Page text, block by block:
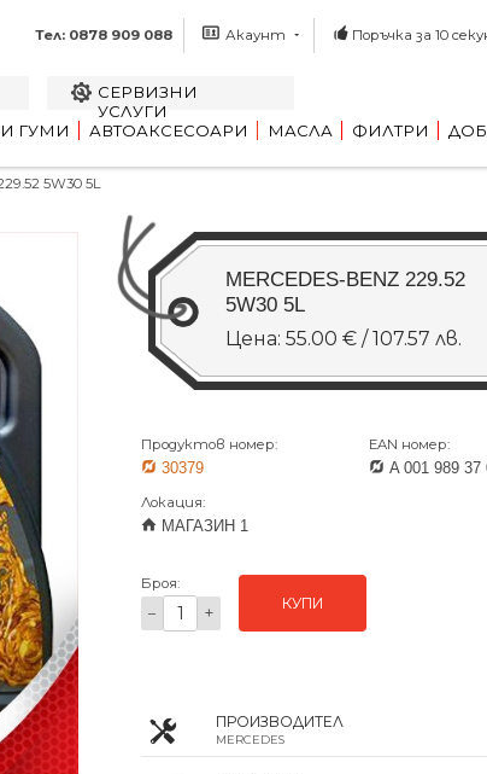
Тел: 0878 909 088 Акаунт Поръчка за 10
СЕРВИЗНИ
УСЛУГИ
ГУМИ АВТОАКСЕСОАРИ МАСЛА ФИЛТРИ
5W30 5L
MERCEDES-BENZ 229.52
5W30 5L
Цена: 55.00 € / 107.57 лв.
Продуктов номер:
30379
EAN номер:
A 001 989 37
Локация:
МАГАЗИН 1
Броя:
− + КУПИ
ПРОИЗВОДИТЕЛ
MERCEDES